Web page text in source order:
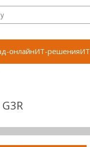
онлайнИТ-решения